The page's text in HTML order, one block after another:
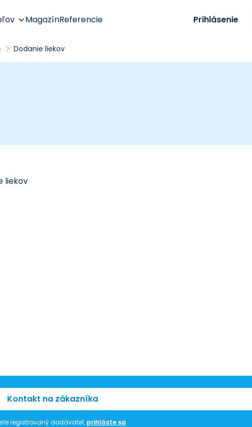
MagazínReferencie Prihlásenie
Dodanie liekov
liekov
Kontakt na zákazníka
registrovaný dodávateľ, prihláste sa